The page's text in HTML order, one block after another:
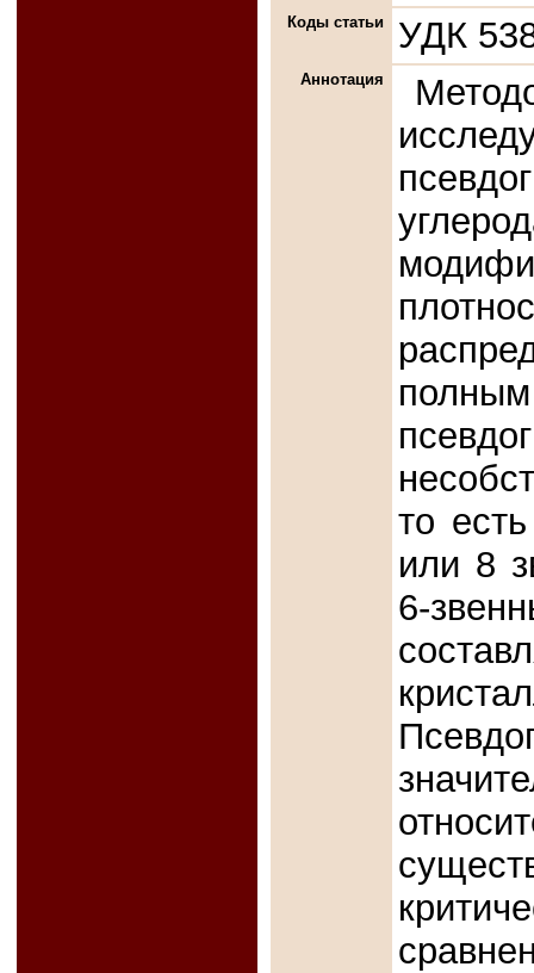
Коды статьи УДК
Аннотация
то
или 8
6-